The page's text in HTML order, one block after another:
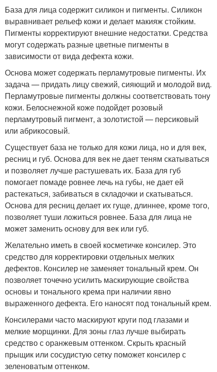
База для лица содержит силикон и пигменты. Силикон
выравнивает рельеф кожи и делает макияж стойким.
Пигменты корректируют внешние недостатки. Средства
могут содержать разные цветные пигменты в
зависимости от вида дефекта кожи.
Основа может содержать перламутровые пигменты. Их
задача — придать лицу свежий, сияющий и молодой вид.
Перламутровые пигменты должны соответствовать тону
кожи. Белоснежной коже подойдет розовый
перламутровый пигмент, а золотистой — персиковый
или абрикосовый.
Существует база не только для кожи лица, но и для век,
ресниц и губ. Основа для век не дает теням скатываться
и позволяет лучше растушевать их. База для губ
помогает помаде ровнее лечь на губы, не дает ей
растекаться, забиваться в складочки и скатываться.
Основа для ресниц делает их гуще, длиннее, кроме того,
позволяет туши ложиться ровнее. База для лица не
может заменить основу для век или губ.
Желательно иметь в своей косметичке консилер. Это
средство для корректировки отдельных мелких
дефектов. Консилер не заменяет тональный крем. Он
позволяет точечно усилить маскирующие свойства
основы и тонального крема при наличии явно
выраженного дефекта. Его наносят под тональный крем.
Консилерами часто маскируют круги под глазами и
мелкие морщинки. Для зоны глаз лучше выбирать
средство с оранжевым оттенком. Скрыть красный
прыщик или сосудистую сетку поможет консилер с
зеленоватым оттенком.